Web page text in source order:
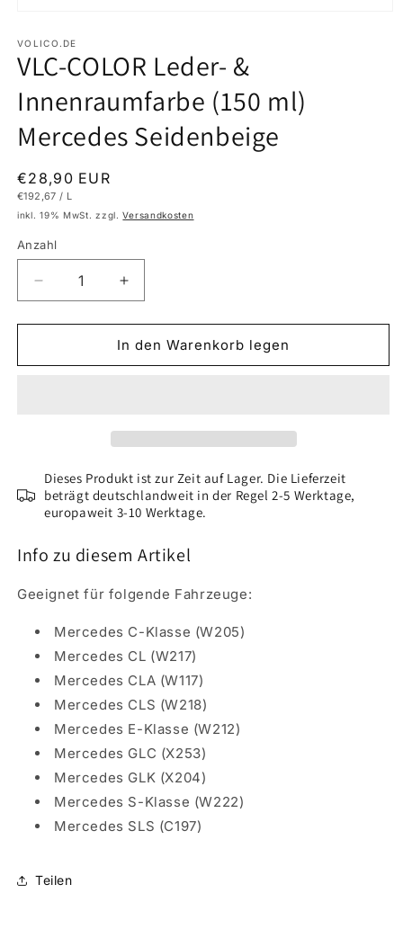
in
Modal
öffnen
VOLICO.DE
VLC-COLOR Leder- &
Innenraumfarbe (150 ml)
Mercedes Seidenbeige
Normaler
Preis
€28,90 EUR
GRUNDPREIS
€192,67 / PRO
L
inkl. 19% MwSt. zzgl.Versandkosten
Anzahl
Verringere
die
Menge
VLC-
ml)
Mercedes
Seidenbeige
Erhöhe
die
Menge
für
VLC-
ml)
Mercedes
Seidenbeige
In den Warenkorb legen
Dieses Produkt ist zur Zeit auf Lager. Die Lieferzeit
beträgt deutschlandweit in der Regel 2-5 Werktage,
europaweit 3-10 Werktage.
Info zu diesem Artikel
Geeignet für folgende Fahrzeuge:
Mercedes C-Klasse (W205)
Mercedes CL (W217)
Mercedes CLA (W117)
Mercedes CLS (W218)
Mercedes E-Klasse (W212)
Mercedes GLC (X253)
Mercedes GLK (X204)
Mercedes S-Klasse (W222)
Mercedes SLS (C197)
Teilen